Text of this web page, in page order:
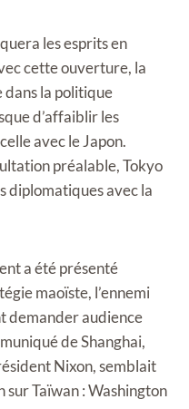
les esprits en
cette ouverture, la
dans la politique
d’affaiblir les
avec le Japon.
préalable, Tokyo
diplomatiques avec la
a été présenté
maoïste, l’ennemi
demander audience
de Shanghai,
Nixon, semblait
sur Taïwan : Washington